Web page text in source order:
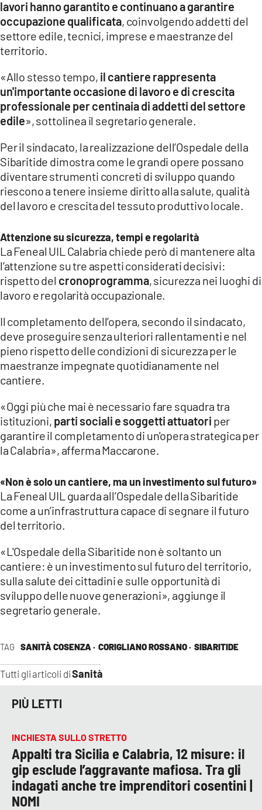
TAG SANITÀ COSENZA · CORIGLIANO ROSSANO · SIBARITIDE
Tutti gli articoli diSanità
lavori hanno garantito e continuano a garantire
occupazione qualificata, coinvolgendo addetti del
settore edile, tecnici, imprese e maestranze del
territorio.
«Allo stesso tempo, il cantiere rappresenta
un'importante occasione di lavoro e di crescita
professionale per centinaia di addetti del settore
edile», sottolinea il segretario generale.
Per il sindacato, la realizzazione dell’Ospedale della
Sibaritide dimostra come le grandi opere possano
diventare strumenti concreti di sviluppo quando
riescono a tenere insieme diritto alla salute, qualità
del lavoro e crescita del tessuto produttivo locale.
Attenzione su sicurezza, tempi e regolarità
La Feneal UIL Calabria chiede però di mantenere alta
l’attenzione su tre aspetti considerati decisivi:
rispetto del cronoprogramma, sicurezza nei luoghi di
lavoro e regolarità occupazionale.
Il completamento dell’opera, secondo il sindacato,
deve proseguire senza ulteriori rallentamenti e nel
pieno rispetto delle condizioni di sicurezza per le
maestranze impegnate quotidianamente nel
cantiere.
«Oggi più che mai è necessario fare squadra tra
istituzioni, parti sociali e soggetti attuatori per
garantire il completamento di un'opera strategica per
la Calabria», afferma Maccarone.
«Non è solo un cantiere, ma un investimento sul futuro»
La Feneal UIL guarda all’Ospedale della Sibaritide
come a un’infrastruttura capace di segnare il futuro
del territorio.
«L'Ospedale della Sibaritide non è soltanto un
cantiere: è un investimento sul futuro del territorio,
sulla salute dei cittadini e sulle opportunità di
sviluppo delle nuove generazioni», aggiunge il
segretario generale.
PIÙ LETTI
INCHIESTA SULLO STRETTO
Appalti tra Sicilia e Calabria, 12 misure: il
gip esclude l’aggravante mafiosa. Tra gli
indagati anche tre imprenditori cosentini |
NOMI